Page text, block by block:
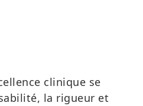
clinique se
la rigueur et